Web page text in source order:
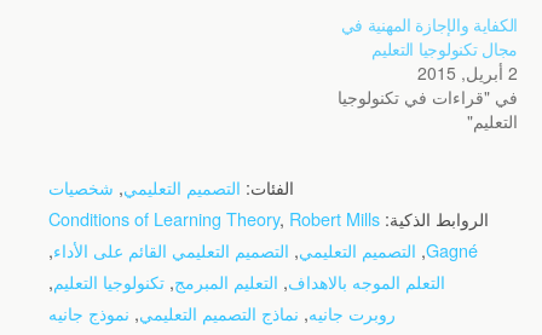
الكفاية والإجازة المهنية في
مجال تكنولوجيا التعليم
2 أبريل, 2015
في "قراءات في تكنولوجيا
التعليم"
الفئات: التصميم التعليمي, شخصيات
الروابط الذكية:
Conditions of Learning Theory, Robert Mills
Gagné
, التصميم التعليمي, التصميم التعليمي القائم على الأداء,
التعلم الموجه بالاهداف, التعليم المبرمج, تكنولوجيا التعليم,
روبرت جانيه, نماذج التصميم التعليمي, نموذج جانيه